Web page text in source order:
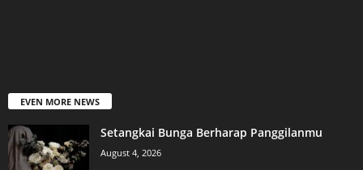
EVEN MORE NEWS
Setangkai Bunga Berharap Panggilanmu
August 4, 2026